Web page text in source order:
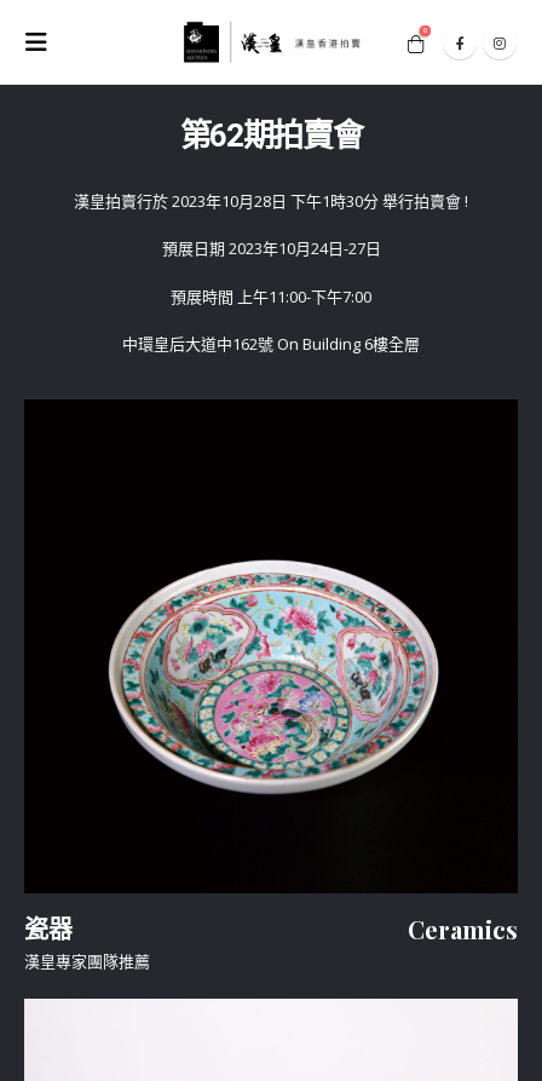
0
第62期拍賣會
漢皇拍賣行於 2023年10月28日 下午1時30分 舉行拍賣會 !
預展日期 2023年10月24日-27日
預展時間 上午11:00-下午7:00
中環皇后大道中162號 On Building 6樓全層
瓷器 Ceramics
漢皇專家團隊推薦